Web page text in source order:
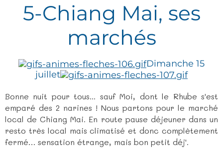
5-Chiang Mai, ses
marchés
Dimanche 15
juillet
Bonne nuit pour tous... sauf Moi, dont le Rhube s'est
emparé des 2 narines ! Nous partons pour le marché
local de Chiang Mai. En route pause déjeuner dans un
resto très local mais climatisé et donc complètement
fermé… sensation étrange, mais bon petit déj'.